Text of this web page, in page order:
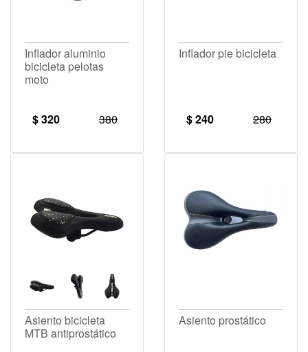
Inflador aluminio
bicicleta pelotas
moto
$ 320 380
Inflador pie bicicleta
$ 240 280
Asiento bicicleta
MTB antiprostático
Asiento prostático